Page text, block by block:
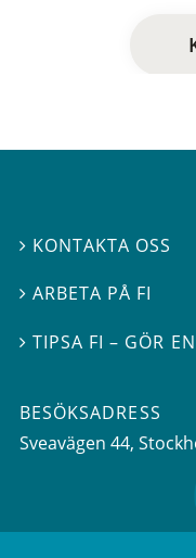
 KONTAKTA OSS
ARBETA PÅ FI
TIPSA FI – GÖR
BESÖKSADRESS
Sveavägen 44,